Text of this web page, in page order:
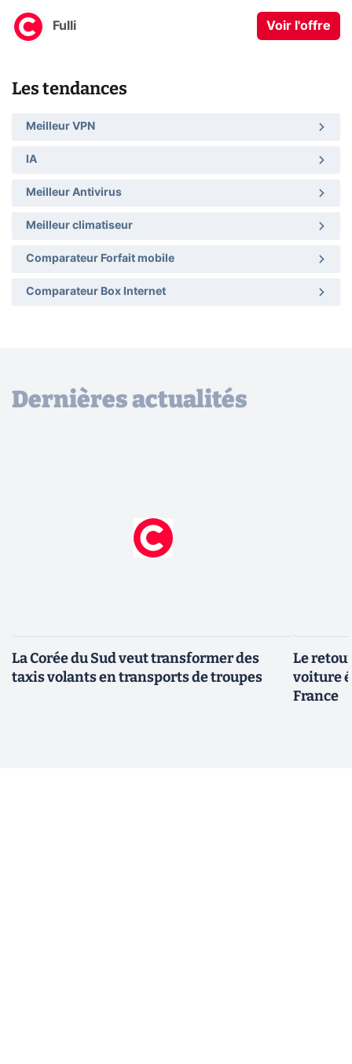
Fulli Voir l'offre
Les tendances
Meilleur VPN
IA
Meilleur Antivirus
Meilleur climatiseur
Comparateur Forfait mobile
Comparateur Box Internet
Dernières actualités
La Corée du Sud veut transformer des
taxis volants en transports de troupes
Le
voiture
France